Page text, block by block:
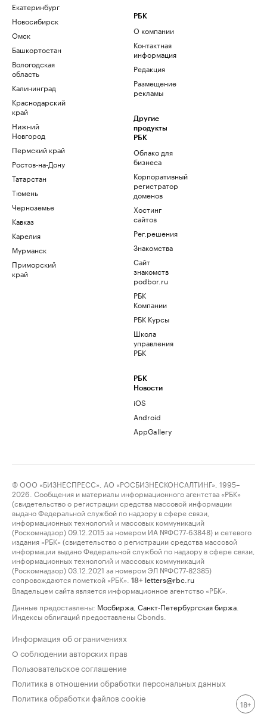
Екатеринбург
Новосибирск
Омск
Башкортостан
Вологодская
область
Калининград
Краснодарский
край
Нижний
Новгород
Пермский край
Ростов-на-Дону
Татарстан
Тюмень
Черноземье
Кавказ
Карелия
Мурманск
Приморский
край
РБК
О компании
Контактная
информация
Редакция
Размещение
рекламы
Другие
продукты
РБК
Облако для
бизнеса
Корпоративный
регистратор
доменов
Хостинг
сайтов
Рег.решения
Знакомства
Сайт
знакомств
podbor.ru
РБК
Компании
РБК Курсы
Школа
управления
РБК
РБК
Новости
iOS
Android
AppGallery
© ООО «БИЗНЕСПРЕСС», АО «РОСБИЗНЕСКОНСАЛТИНГ», 1995–
2026. Сообщения и материалы информационного агентства «РБК»
(свидетельство о регистрации средства массовой информации
выдано Федеральной службой по надзору в сфере связи,
информационных технологий и массовых коммуникаций
(Роскомнадзор) 09.12.2015 за номером ИА №ФС77-63848) и сетевого
издания «РБК» (свидетельство о регистрации средства массовой
информации выдано Федеральной службой по надзору в сфере связи,
информационных технологий и массовых коммуникаций
(Роскомнадзор) 03.12.2021 за номером ЭЛ №ФС77-82385)
сопровождаются пометкой «РБК».
18+ letters@rbc.ru
Владельцем сайта является информационное агентство «РБК».
Данные предоставлены: Мосбиржа Санкт-Петербургская биржа
Индексы облигаций предоставлены Cbonds.
Информация об ограничениях
О соблюдении авторских прав
Пользовательское соглашение
Политика в отношении обработки персональных данных
Политика обработки файлов cookie
18+